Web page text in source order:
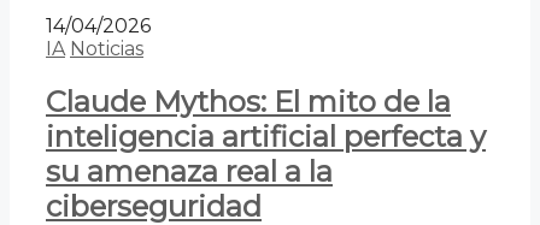
14/04/2026
IA Noticias
Claude Mythos: El mito de la
inteligencia artificial perfecta y
su amenaza real a la
ciberseguridad